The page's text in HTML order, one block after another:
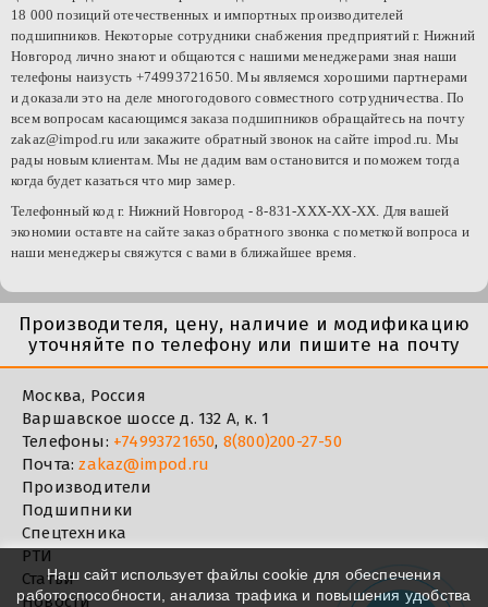
18 000 позиций отечественных и импортных производителей
подшипников. Некоторые сотрудники снабжения предприятий г. Нижний
Новгород лично знают и общаются с нашими менеджерами зная наши
телефоны наизусть +74993721650. Мы являемся хорошими партнерами
и доказали это на деле многогодового совместного сотрудничества. По
всем вопросам касающимся заказа подшипников обращайтесь на почту
zakaz@impod.ru или закажите обратный звонок на сайте impod .ru. Мы
рады новым клиентам. Мы не дадим вам остановится и поможем тогда
когда будет казаться что мир замер.
Телефонный код г. Нижний Новгород - 8-831-XXX-XX-XX. Для вашей
экономии оставте на сайте заказ обратного звонка с пометкой вопроса и
наши менеджеры свяжутся с вами в ближайшее время.
Производителя, цену, наличие и модификацию
уточняйте по телефону или пишите на почту
Москва, Россия
Варшавское шоссе д. 132 А, к. 1
Телефоны: +74993721650, 8(800)200-27-50
Почта:zakaz@impod.ru
Производители
Подшипники
Спецтехника
РТИ
Статьи
Новости
Наш сайт использует файлы cookie для обеспечения
работоспособности, анализа трафика и повышения удобства